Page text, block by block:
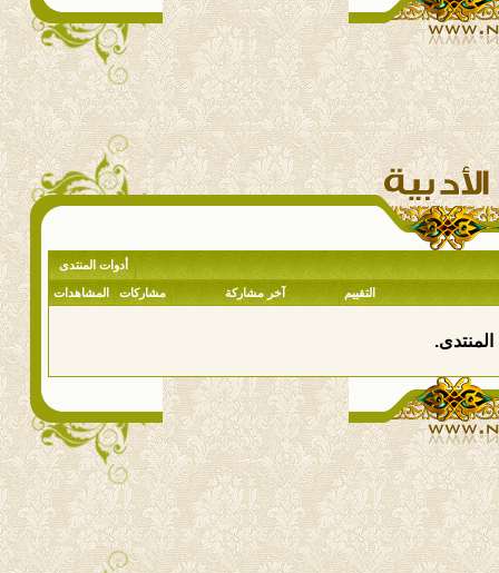
أدوات المنتدى
التقييم آخر مشاركة مشاركات المشاهدات